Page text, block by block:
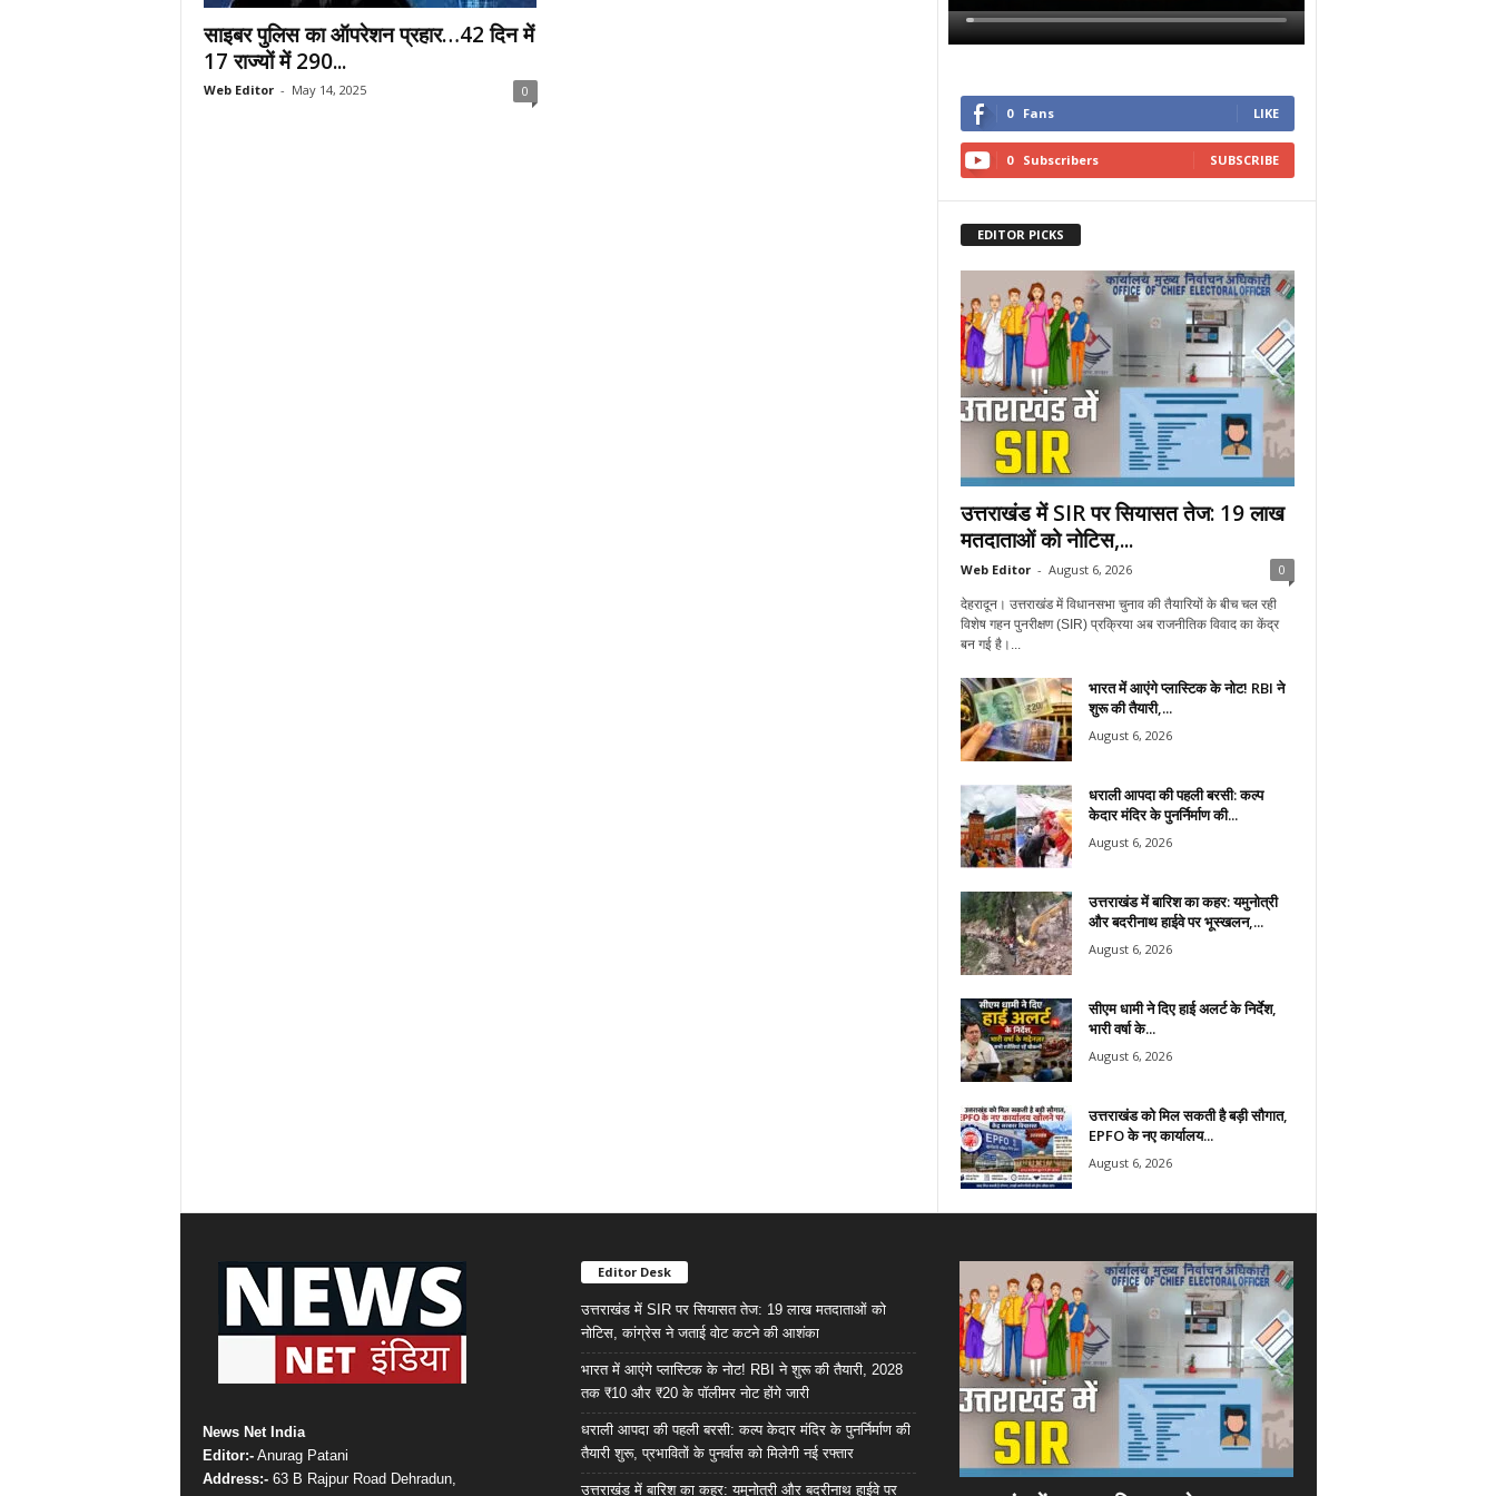
साइबर पुलिस का ऑपरेशन प्रहार…42 दिन में
17 राज्यों में 290...
Web Editor - May 14, 2025 0
0 Fans LIKE
0 Subscribers SUBSCRIBE
EDITOR PICKS
उत्तराखंड में SIR पर सियासत तेज: 19 लाख
मतदाताओं को नोटिस,...
Web Editor - August 6, 2026 0
देहरादून। उत्तराखंड में विधानसभा चुनाव की तैयारियों के बीच चल रही
विशेष गहन पुनरीक्षण (SIR) प्रक्रिया अब राजनीतिक विवाद का केंद्र
बन गई है।...
भारत में आएंगे प्लास्टिक के नोट! RBI ने
शुरू की तैयारी,...
August 6, 2026
धराली आपदा की पहली बरसी: कल्प
केदार मंदिर के पुनर्निर्माण की...
August 6, 2026
उत्तराखंड में बारिश का कहर: यमुनोत्री
और बदरीनाथ हाईवे पर भूस्खलन,...
August 6, 2026
सीएम धामी ने दिए हाई अलर्ट के निर्देश,
भारी वर्षा के...
August 6, 2026
उत्तराखंड को मिल सकती है बड़ी सौगात,
EPFO के नए कार्यालय...
August 6, 2026
News Net India
Editor:-Anurag Patani
Address:-63 B Rajpur Road Dehradun,
Editor Desk
उत्तराखंड में SIR पर सियासत तेज: 19 लाख मतदाताओं को
नोटिस, कांग्रेस ने जताई वोट कटने की आशंका
भारत में आएंगे प्लास्टिक के नोट! RBI ने शुरू की तैयारी, 2028
तक ₹10 और ₹20 के पॉलीमर नोट होंगे जारी
धराली आपदा की पहली बरसी: कल्प केदार मंदिर के पुनर्निर्माण की
तैयारी शुरू, प्रभावितों के पुनर्वास को मिलेगी नई रफ्तार
उत्तराखंड में बारिश का कहर: यमुनोत्री और बदरीनाथ हाईवे पर